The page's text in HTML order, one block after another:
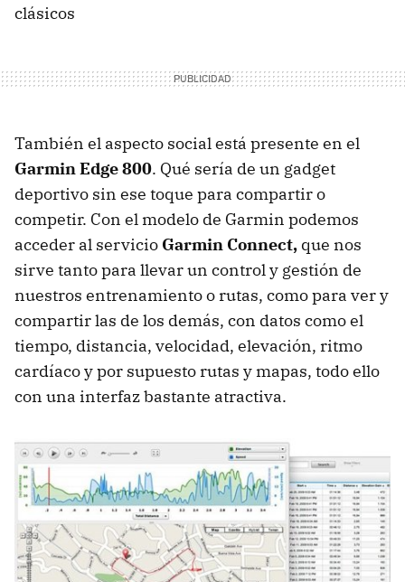
clásicos
También el aspecto social está presente en el
Garmin Edge 800. Qué sería de un gadget
deportivo sin ese toque para compartir o
competir. Con el modelo de Garmin podemos
acceder al servicio Garmin Connect, que nos
sirve tanto para llevar un control y gestión de
nuestros entrenamiento o rutas, como para ver y
compartir las de los demás, con datos como el
tiempo, distancia, velocidad, elevación, ritmo
cardíaco y por supuesto rutas y mapas, todo ello
con una interfaz bastante atractiva.